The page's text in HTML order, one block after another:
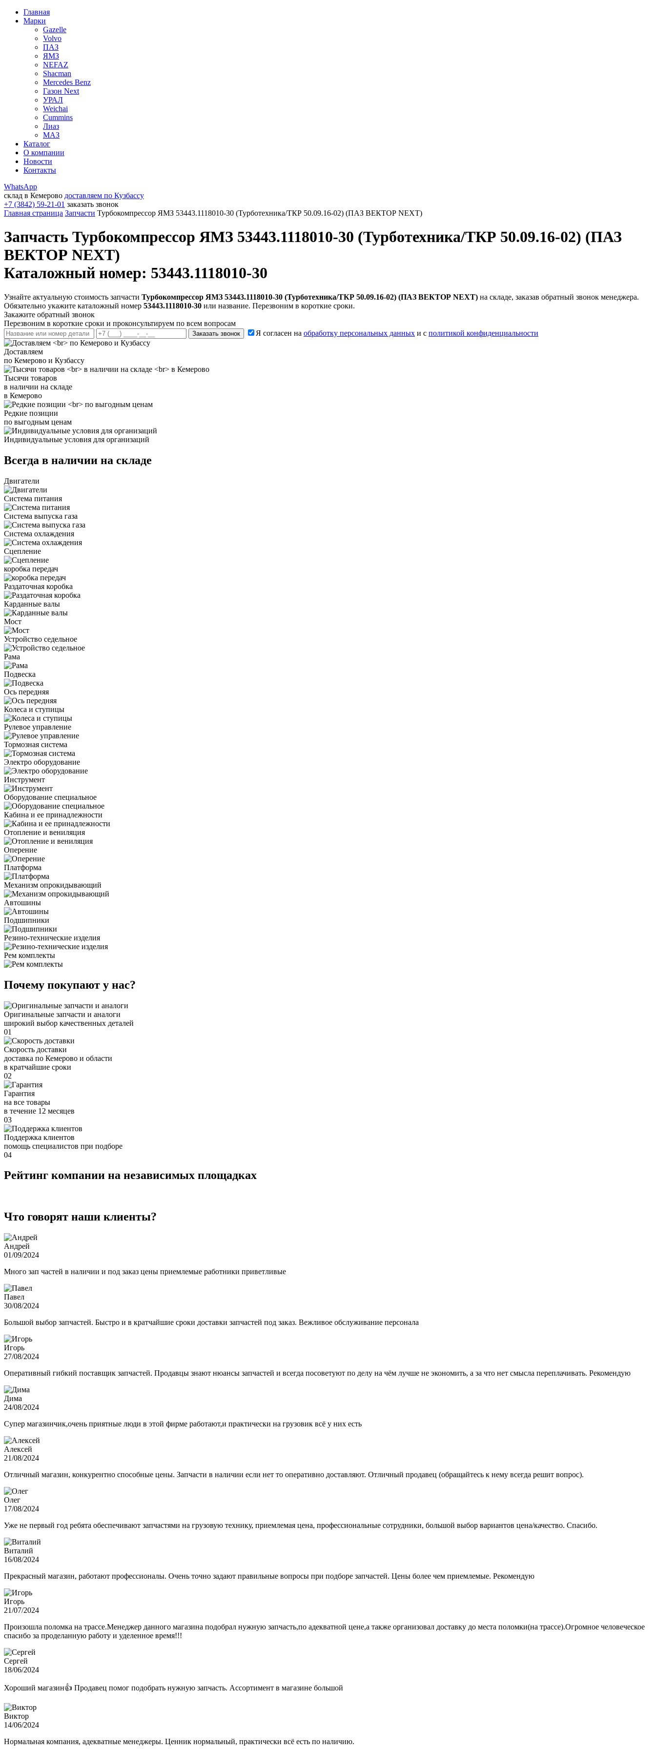
Главная
Марки
Gazelle
Volvo
ПАЗ
ЯМЗ
NEFAZ
Shacman
Mercedes Benz
Газон Next
УРАЛ
Weichai
Cummins
Лиаз
МАЗ
Каталог
О компании
Новости
Контакты
WhatsApp
склад в Кемерово доставляем по Кузбассу
+7 (3842) 59-21-01 заказать звонок
Главная страница Запчасти Турбокомпрессор ЯМЗ 53443.1118010-30 (Турботехника/ТКР 50.09.16-02) (ПАЗ ВЕКТОР NEXT)
Запчасть Турбокомпрессор ЯМЗ 53443.1118010-30 (Турботехника/ТКР 50.09.16-02) (ПАЗ
ВЕКТОР NEXT)
Каталожный номер: 53443.1118010-30
Узнайте актуальную стоимость запчасти Турбокомпрессор ЯМЗ 53443.1118010-30 (Турботехника/ТКР 50.09.16-02) (ПАЗ ВЕКТОР NEXT) на складе, заказав обратный звонок менеджера.
Обязательно укажите каталожный номер 53443.1118010-30 или название. Перезвоним в короткие сроки.
Закажите обратный звонок
Перезвоним в короткие сроки и проконсультируем по всем вопросам
Заказать звонок Я согласен на обработку персональных данных и с политикой конфиденциальности
Доставляем
по Кемерово и Кузбассу
Тысячи товаров
в наличии на складе
в Кемерово
Редкие позиции
по выгодным ценам
Индивидуальные условия для организаций
Всегда в наличии на складе
Двигатели
Система питания
Система выпуска газа
Система охлаждения
Сцепление
коробка передач
Раздаточная коробка
Карданные валы
Мост
Устройство седельное
Рама
Подвеска
Ось передняя
Колеса и ступицы
Рулевое управление
Тормозная система
Электро оборудование
Инструмент
Оборудование специальное
Кабина и ее принадлежности
Отопление и вениляция
Оперение
Платформа
Механизм опрокидывающий
Автошины
Подшипники
Резино-технические изделия
Рем комплекты
Почему покупают у нас?
Оригинальные запчасти и аналоги
широкий выбор качественных деталей
01
Скорость доставки
доставка по Кемерово и области
в кратчайшие сроки
02
Гарантия
на все товары
в течение 12 месяцев
03
Поддержка клиентов
помощь специалистов при подборе
04
Рейтинг компании на независимых площадках
Что говорят наши клиенты?
Андрей
01/09/2024
Много зап частей в наличии и под заказ цены приемлемые работники приветливые
Павел
30/08/2024
Большой выбор запчастей. Быстро и в кратчайшие сроки доставки запчастей под заказ. Вежливое обслуживание персонала
Игорь
27/08/2024
Оперативный гибкий поставщик запчастей. Продавцы знают нюансы запчастей и всегда посоветуют по делу на чём лучше не экономить, а за что нет смысла переплачивать. Рекомендую
Дима
24/08/2024
Супер магазинчик,очень приятные люди в этой фирме работают,и практически на грузовик всё у них есть
Алексей
21/08/2024
Отличный магазин, конкурентно способные цены. Запчасти в наличии если нет то оперативно доставляют. Отличный продавец (обращайтесь к нему всегда решит вопрос).
Олег
17/08/2024
Уже не первый год ребята обеспечивают запчастями на грузовую технику, приемлемая цена, профессиональные сотрудники, большой выбор вариантов цена/качество. Спасибо.
Виталий
16/08/2024
Прекрасный магазин, работают профессионалы. Очень точно задают правильные вопросы при подборе запчастей. Цены более чем приемлемые. Рекомендую
Игорь
21/07/2024
Произошла поломка на трассе.Менеджер данного магазина подобрал нужную запчасть,по адекватной цене,а также организовал доставку до места поломки(на трассе).Огромное человеческое
спасибо за проделанную работу и уделенное время!!!
Сергей
18/06/2024
Хороший магазин👍 Продавец помог подобрать нужную запчасть. Ассортимент в магазине большой
Виктор
14/06/2024
Нормальная компания, адекватные менеджеры. Ценник нормальный, практически всё есть по наличию.